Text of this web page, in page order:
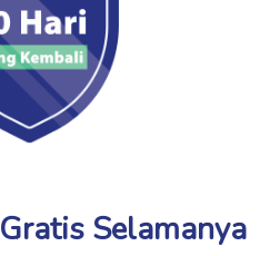
Selamanya